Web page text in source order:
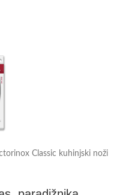
Classic kuhinjski noži